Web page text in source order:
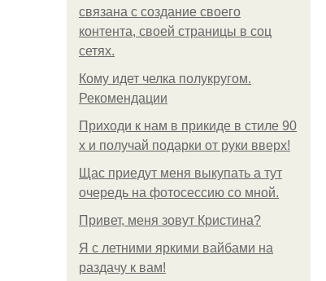
связана с создание своего
контента, своей страницы в соц
сетях.
Кому идет челка полукругом.
Рекомендации
Приходи к нам в прикиде в стиле 90
х и получай подарки от руки вверх!
Щас приедут меня выкупать а тут
очередь на фотосессию со мной.
Привет, меня зовут Кристина?
Я с летними яркими вайбами на
раздачу к вам!